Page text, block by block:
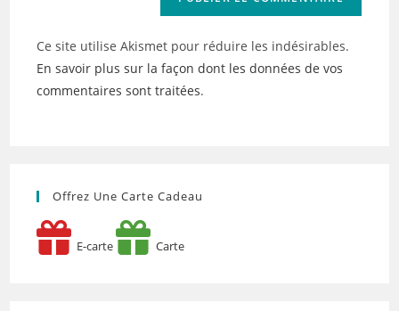
Ce site utilise Akismet pour réduire les indésirables.
En savoir plus sur la façon dont les données de vos
commentaires sont traitées.
Offrez Une Carte Cadeau
E-carte Carte